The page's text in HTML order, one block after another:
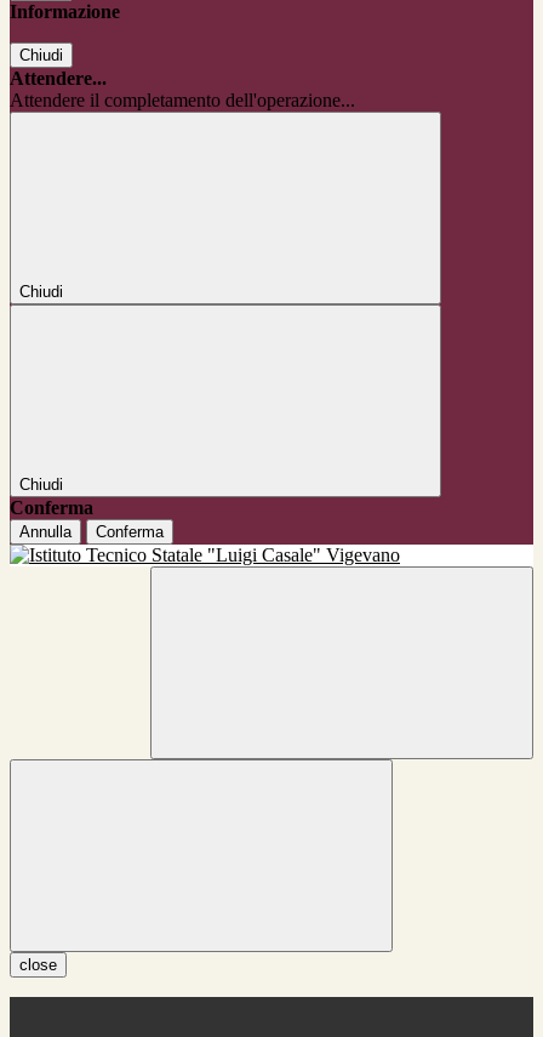
Informazione
Chiudi
Attendere...
Attendere il completamento dell'operazione...
Chiudi
Chiudi
Conferma
Annulla Conferma
close